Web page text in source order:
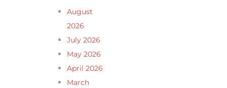
August
2026
July 2026
May 2026
April 2026
March